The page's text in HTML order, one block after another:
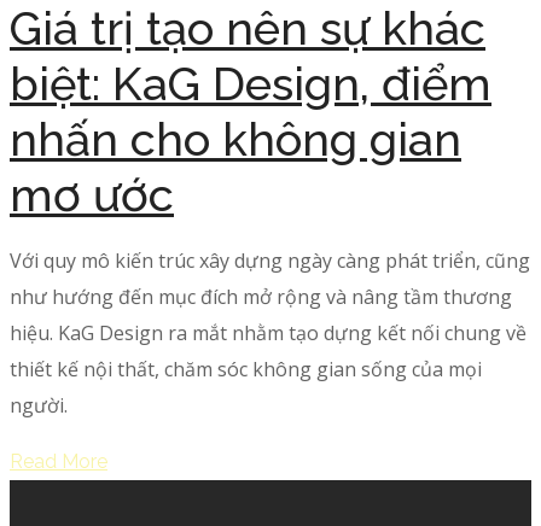
Giá trị tạo nên sự khác
biệt: KaG Design, điểm
nhấn cho không gian
mơ ước
Với quy mô kiến trúc xây dựng ngày càng phát triển, cũng
như hướng đến mục đích mở rộng và nâng tầm thương
hiệu. KaG Design ra mắt nhằm tạo dựng kết nối chung về
thiết kế nội thất, chăm sóc không gian sống của mọi
người.
Read More